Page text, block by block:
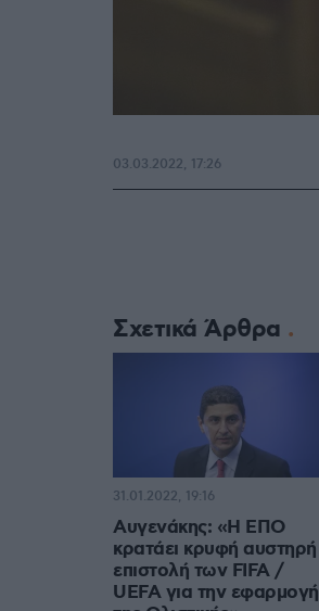
03.03.2022, 17:26
Σχετικά Άρθρα
Αυγενάκης: «Η ΕΠΟ
κρατάει κρυφή αυστηρή
επιστολή των FIFA /
UEFA για την εφαρμογή
31.01.2022, 19:16